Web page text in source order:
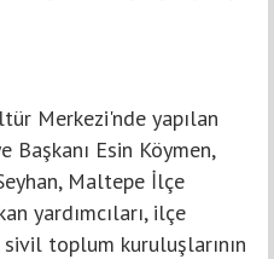
Merkezi'nde yapılan
Esin Köymen,
Maltepe İlçe
yardımcıları, ilçe
toplum kuruluşlarının